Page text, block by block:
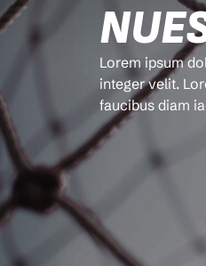
Lorem ipsum
integer velit.
faucibus diam